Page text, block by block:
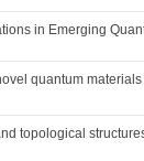
in Emerging
quantum
topological